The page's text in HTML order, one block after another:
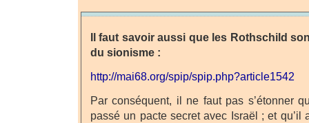
Il faut savoir aussi que les Rothschild
du sionisme :
http://mai68.org/spip/spip.php?article1542
Par conséquent, il ne faut pas s’étonner
passé un pacte secret avec Israël ; et qu’il